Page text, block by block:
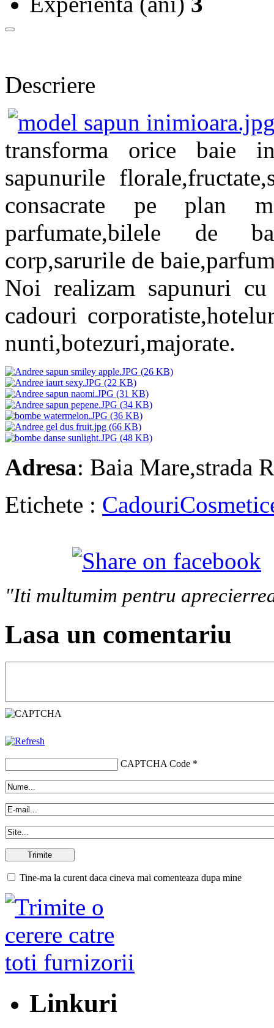
Descriere
transforma orice baie
sapunurile
consacrate pe plan
parfumate,bilele de
corp,sarurile de
Noi realizam sapunuri
cadouri
nunti,botezuri,majorate.
Adresa: Baia Mare,strada
Etichete : Cadouri
"Iti multumim pentru
Lasa un comentariu
CAPTCHA Code *
Tine-ma la curent daca cineva mai comenteaza dupa mine
Linkuri